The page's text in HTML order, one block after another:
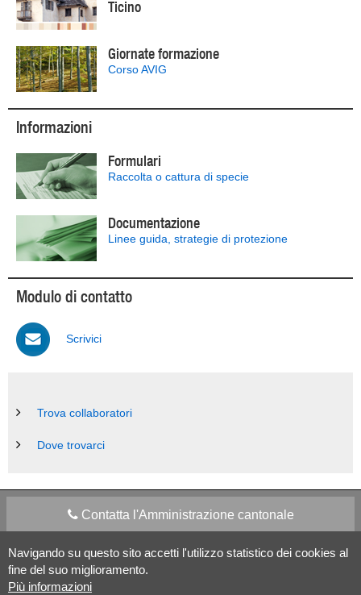
Navigando su questo sito accetti l'utilizzo statistico dei cookies al
fine del suo miglioramento.
Più informazioni
Ticino
Giornate formazione
Corso AVIG
Informazioni
Formulari
Raccolta o cattura di specie
Documentazione
Linee guida, strategie di protezione
Modulo di contatto
Scrivici
Trova collaboratori
Dove trovarci
Contatta l'Amministrazione cantonale
Apps Mobile Social media